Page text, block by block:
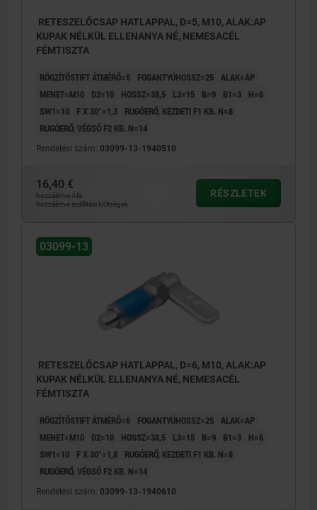
RETESZELŐCSAP HATLAPPAL, D=5, M10, ALAK:AP
KUPAK NÉLKÜL ELLENANYA NÉ, NEMESACÉL
FÉMTISZTA
RÖGZÍTŐSTIFT ÁTMÉRŐ=5 FOGANTYÚHOSSZ=25 ALAK=AP
MENET=M10
D2=10 HOSSZ=38,5 L3=15 B=9 B1=3
H=6
SW1=10
F X 30°=1,3
RUGÓERŐ, KEZDETI F1 KB. N=8
RUGÓERŐ, VÉGSŐ F2 KB. N=14
Rendelési szám: 03099-13-1940510
16,40 €
hozzáértve Áfa
hozzáértve szállítási költségek
RÉSZLETEK
03099-13
RETESZELŐCSAP HATLAPPAL, D=6, M10, ALAK:AP
KUPAK NÉLKÜL ELLENANYA NÉ, NEMESACÉL
FÉMTISZTA
RÖGZÍTŐSTIFT ÁTMÉRŐ=6 FOGANTYÚHOSSZ=25 ALAK=AP
MENET=M10
D2=10 HOSSZ=38,5 L3=15 B=9 B1=3
H=6
SW1=10
F X 30°=1,8
RUGÓERŐ, KEZDETI F1 KB. N=8
RUGÓERŐ, VÉGSŐ F2 KB. N=14
Rendelési szám: 03099-13-1940610